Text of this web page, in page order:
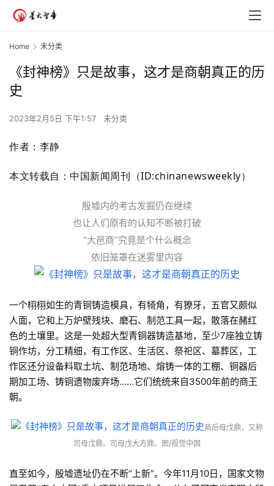
Home 未分类
《封神榜》只是故事，这才是商朝真正的历
史
2023年2月5日 下午1:57 未分类
作者： 李静
本文转载自：中国新闻周刊（ID:chinanewsweekly）
殷墟内的考古发掘仍在继续
也让人们原有的认知不断被打破
“大邑商”究竟是个什么概念
依旧笼罩在迷雾里内容
一个栩栩如生的青铜铸造模具，有犄角，有獠牙，五官又颇似
人面，它和上万炉壁残块、磨石、制范工具一起，散落在赭红
色的土壤里。这是一处超大型青铜器铸造基地，至少7座独立铸
铜作坊，分工精细，有工作区、生活区、祭祀区、墓葬区，工
作区还分设备料取土坑、制范场地、熔铸一体的工棚、铜器后
期加工场、铸铜遗物废弃场……它们统统来自3500年前的商王
朝。
商后母戊鼎，又称
司母戊鼎、司母戊大方鼎。
图/视觉中国
直至如今，殷墟遗址仍在不断“上新”。今年11月10日，国家文物